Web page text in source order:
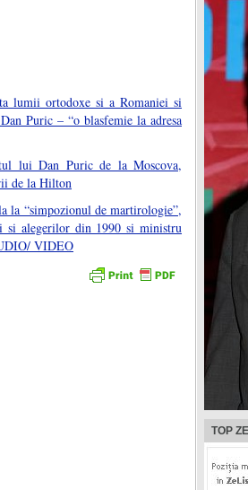
lumii ortodoxe si a Romaniei si
Puric – “o blasfemie la adresa
lui Dan Puric de la Moscova,
de la Hilton
la “simpozionul de martirologie”,
si alegerilor din 1990 si ministru
VIDEO
TOP